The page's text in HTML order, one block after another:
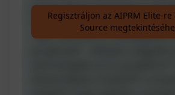
potenciális kockázatok és
kapcsolódnak ehhez a
reális idővonal és költségvetés
Regisztráljon az AIPRM Elite-
Source